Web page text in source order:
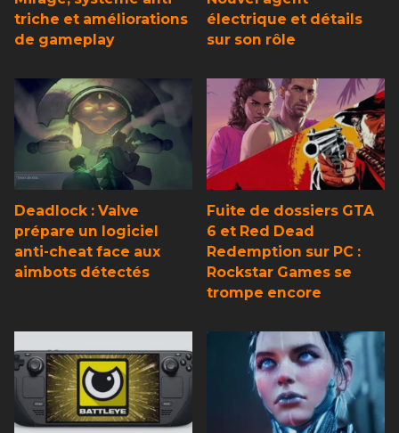
triche et améliorations
de gameplay
électrique et détails
sur son rôle
Deadlock : Valve
prépare un logiciel
anti-cheat face aux
aimbots détectés
Fuite de dossiers GTA
6 et Red Dead
Redemption sur PC :
Rockstar Games se
trompe encore